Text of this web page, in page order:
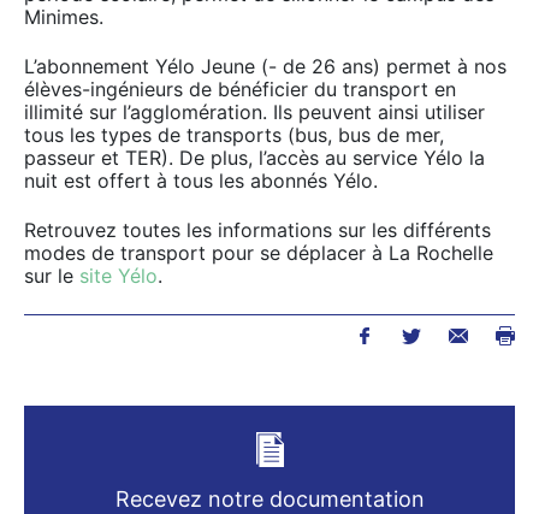
Minimes.
L’abonnement Yélo Jeune (- de 26 ans) permet à nos
élèves-ingénieurs de bénéficier du transport en
illimité sur l’agglomération. Ils peuvent ainsi utiliser
tous les types de transports (bus, bus de mer,
passeur et TER). De plus, l’accès au service Yélo la
nuit est offert à tous les abonnés Yélo.
Retrouvez toutes les informations sur les différents
modes de transport pour se déplacer à La Rochelle
sur le site Yélo.
Recevez notre documentation